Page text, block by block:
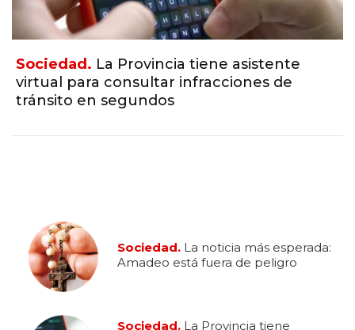
Sociedad. La Provincia tiene asistente
virtual para consultar infracciones de
tránsito en segundos
Sociedad. La noticia más esperada:
Amadeo está fuera de peligro
Sociedad. La Provincia tiene